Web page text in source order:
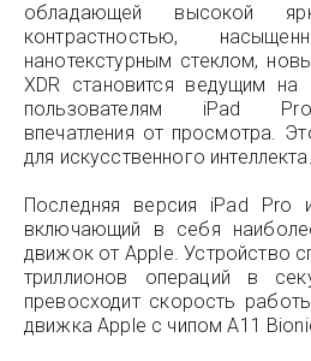
обладающей высокой
контрастностью,
нанотекстурным стеклом,
XDR становится ведущим на
пользователям iPad Pro
впечатления от просмотра.
для искусственного интеллекта.
Последняя версия iPad Pro
включающий в себя
движок от Apple. Устройство
триллионов операций в
превосходит скорость
движка Apple с чипом A11